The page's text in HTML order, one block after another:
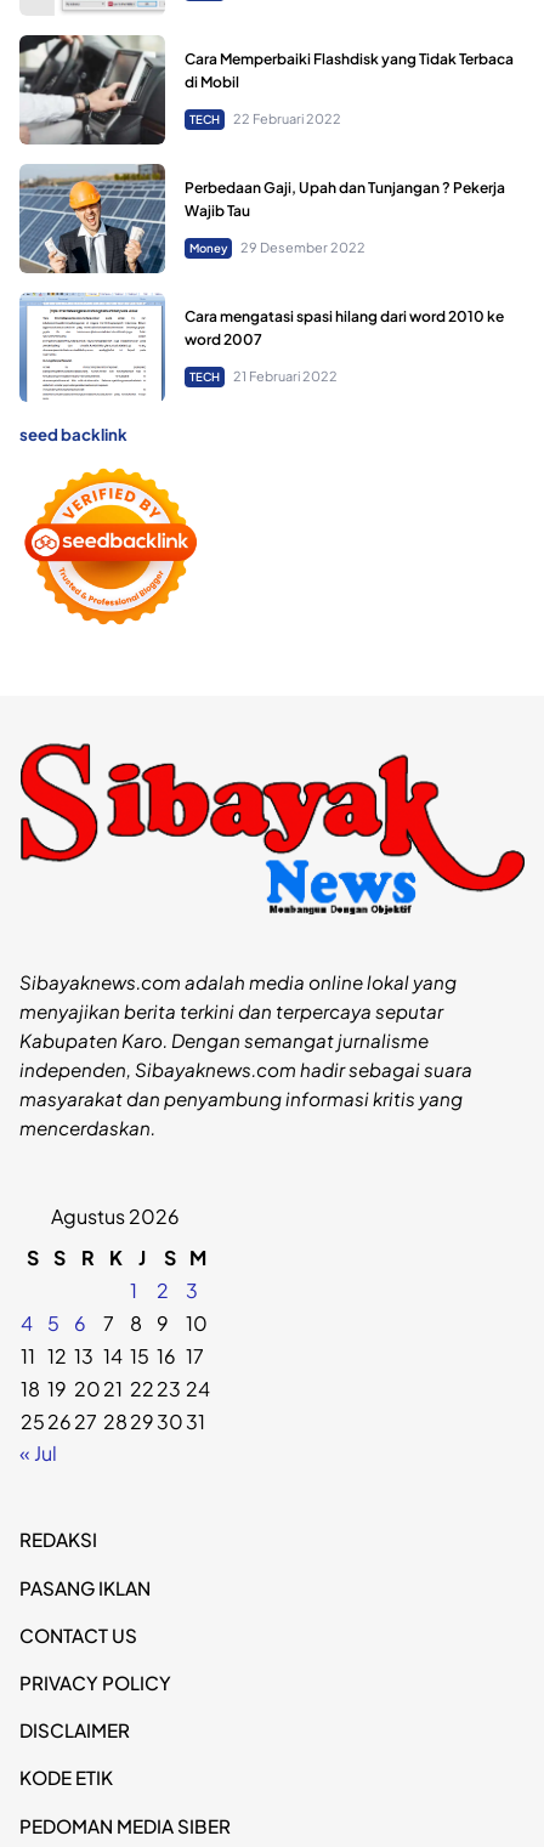
Cara Memperbaiki Flashdisk yang Tidak Terbaca
di Mobil
TECH 22 Februari 2022
Perbedaan Gaji, Upah dan Tunjangan ? Pekerja
Wajib Tau
Money 29 Desember 2022
Cara mengatasi spasi hilang dari word 2010 ke
word 2007
TECH 21 Februari 2022
seed backlink
Sibayaknews.com adalah media online lokal yang
menyajikan berita terkini dan terpercaya seputar
Kabupaten Karo. Dengan semangat jurnalisme
independen, Sibayaknews.com hadir sebagai suara
masyarakat dan penyambung informasi kritis yang
mencerdaskan.
Agustus 2026
S S R K J S M
1
2
3
4
5 6 7 8 9
10
11 12 13 14 15 16 17
18 19 2021 2223 24
252627 28293031
« Jul
REDAKSI
PASANG IKLAN
CONTACT US
PRIVACY POLICY
DISCLAIMER
KODE ETIK
PEDOMAN MEDIA SIBER